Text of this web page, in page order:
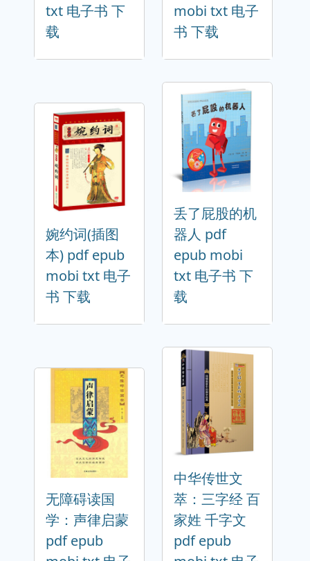
txt 电子书 下
载
mobi txt 电子
书 下载
婉约词(插图
本) pdf epub
mobi txt 电子
书 下载
丢了屁股的机
器人 pdf
epub mobi
txt 电子书 下
载
无障碍读国
学：声律启蒙
pdf epub
中华传世文
萃：三字经 百
家姓 千字文
pdf epub